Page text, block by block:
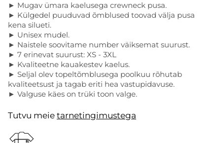
► Mugav ümara kaelusega crewneck pusa.
► Külgedel puuduvad õmblused toovad välja pusa
kena silueti.
► Unisex mudel.
► Naistele soovitame number väiksemat suurust.
► 7 erinevat suurust: XS - 3XL
► Kvaliteetne kauakestev kaelus.
► Seljal olev topeltõmblusega poolkuu rõhutab
kvaliteetsust ja tagab eriti hea vastupidavuse.
► Valguse käes on trüki toon valge.
Tutvu meie tarnetingimustega